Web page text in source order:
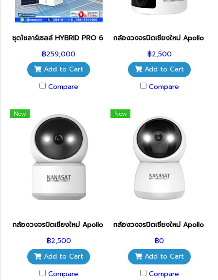
ชุดโซลาร์เซลล์ HYBRID PRO 6 LiFePO4
฿259,000
Add to Cart
Compare
กล้องวงจรปิดเชียงใหม่ Apollo รุ่น
฿2,500
Add to Cart
Compare
New
กล้องวงจรปิดเชียงใหม่ Apollo รุ่น APL-IPC-WF132W-S 3MP ราคา
฿2,500
Add to Cart
Compare
New
กล้องวงจรปิดเชียงใหม่ Apollo รุ่น
฿0
Add to Cart
Compare